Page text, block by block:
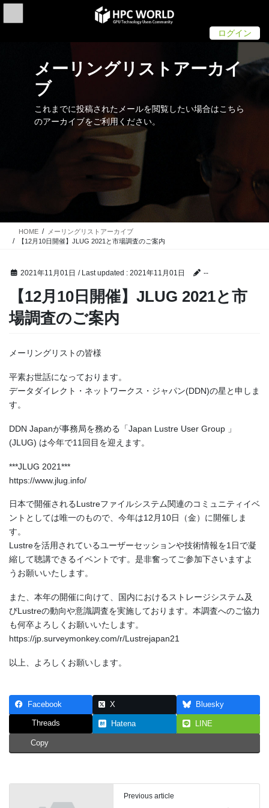
Skip
Skip
ログイン
メーリングリストアーカイ
ブ
これまでに投稿されたメールを閲覧したい場合はこちら
のアーカイブをご利用ください。
HOME
メーリングリストアーカイブ
【12月10日開催】JLUG 2021と市場調査のご案内
2021年11月01日 / Last updated : 2021年11月01日 --
【12月10日開催】JLUG 2021と市
場調査のご案内
メーリングリストの皆様
平素お世話になっております。
データダイレクト・ネットワークス・ジャパン(DDN)の星と申しま
す。
DDN Japanが事務局を務める「Japan Lustre User Group 」
(JLUG) は今年で11回目を迎えます。
***JLUG 2021***
https://www.jlug.info/
日本で開催されるLustreファイルシステム関連のコミュニティイベ
ントとしては唯一のもので、今年は12月10日（金）に開催しま
す。
Lustreを活用されているユーザーセッションや技術情報を1日で凝
縮して聴講できるイベントです。是非奮ってご参加下さいますよ
うお願いいたします。
また、本年の開催に向けて、国内におけるストレージシステム及
びLustreの動向や意識調査を実施しております。本調査へのご協力
も何卒よろしくお願いいたします。
https://jp.surveymonkey.com/r/Lustrejapan21
以上、よろしくお願いします。
Facebook X Bluesky
Threads Hatena LINE
Copy
Previous article